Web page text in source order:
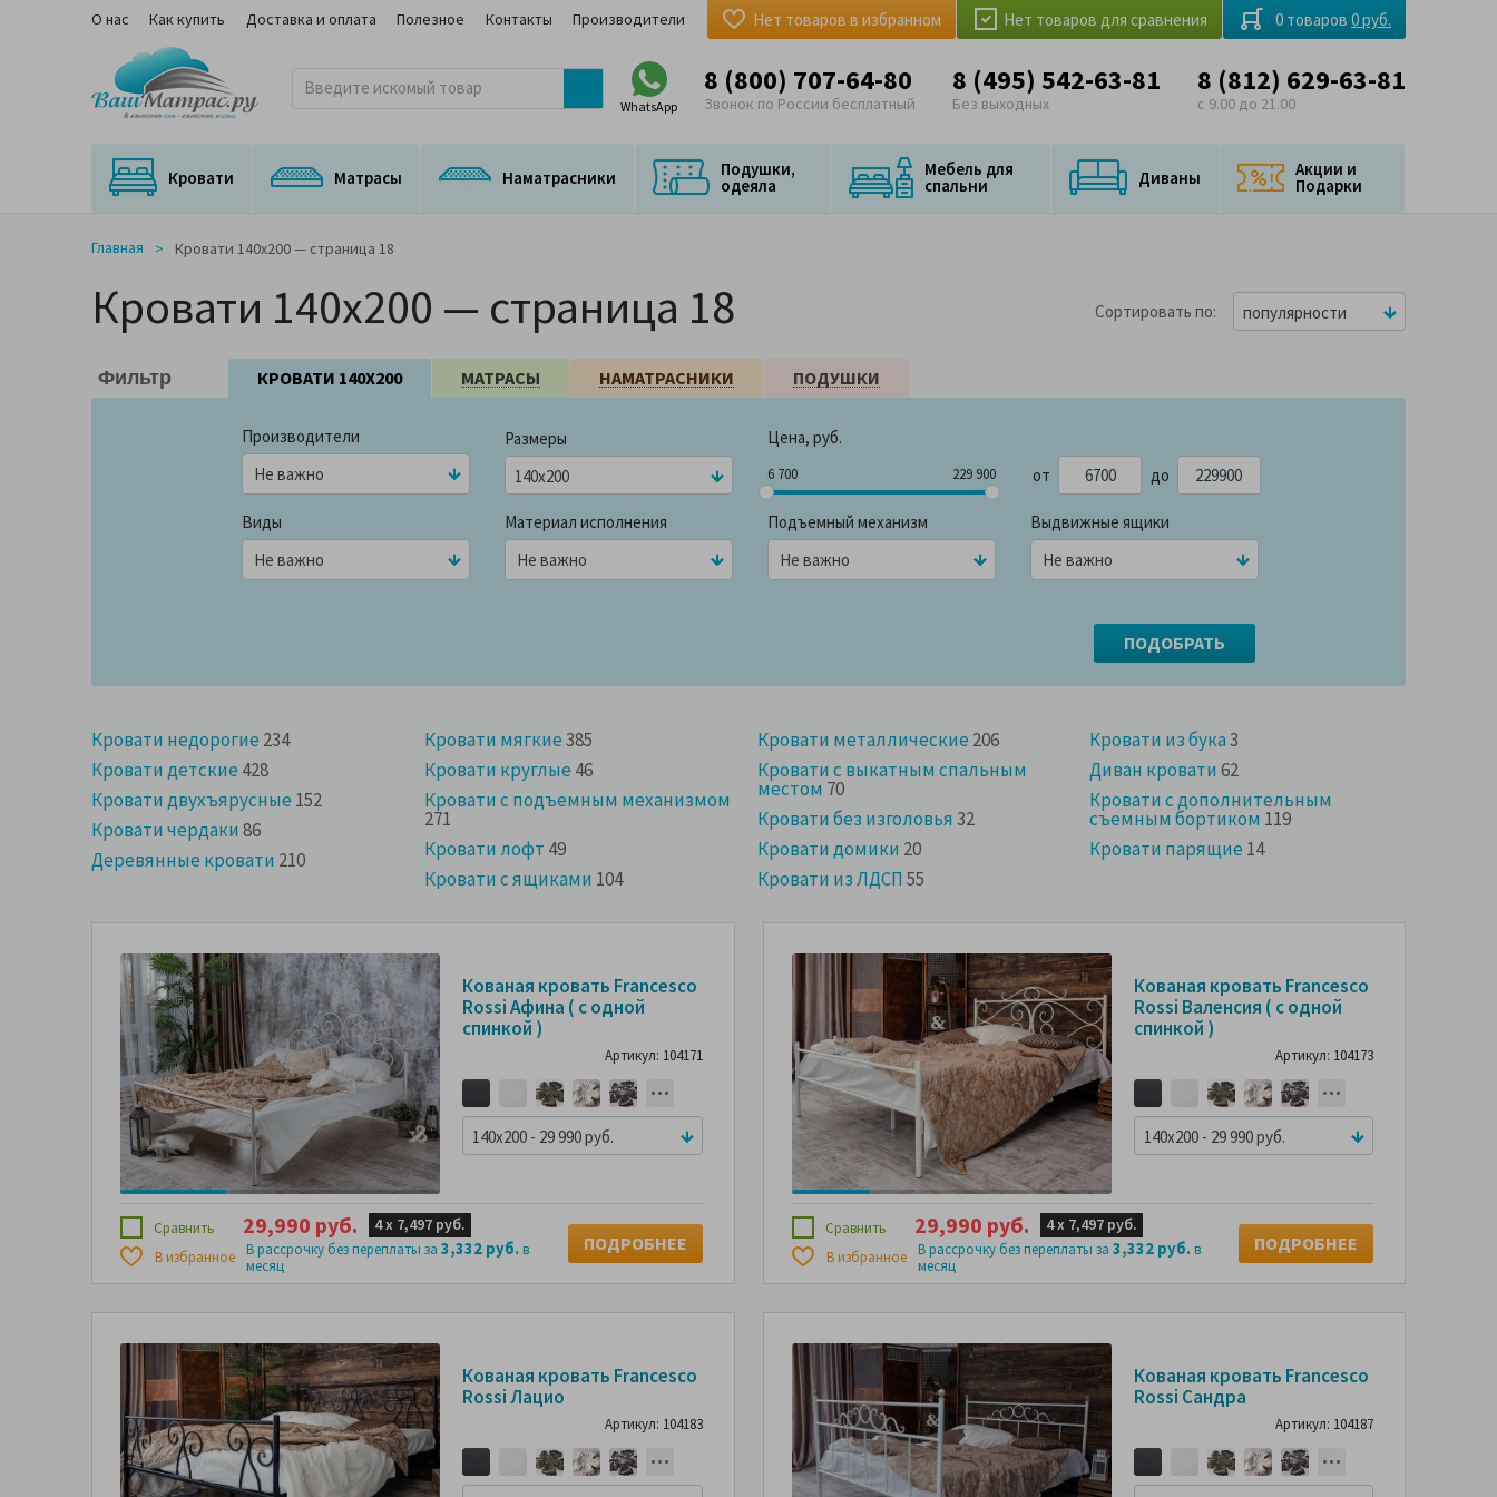
О нас Как купить Доставка и оплата Полезное Контакты Производители Нет товаров для сравнения
Нет товаров в избранном 0 товаров 0 руб.
WhatsApp
8 (800) 707-64-80
Звонок по России бесплатный
8 (495) 542-63-81
Без выходных
8 (812) 629-63-81
с 9.00 до 21.00
Кровати Матрасы Наматрасники Подушки,
одеяла
Мебель для
спальни Диваны Акции и
Подарки
Главная Кровати 140x200 — страница 18
Кровати 140x200 — страница 18 Сортировать по популярности
Фильтр КРОВАТИ 140X200 МАТРАСЫ НАМАТРАСНИКИ ПОДУШКИ
Производители
Размеры
140x200
Цена, руб.
6 700 229 900
6 700 229 900 от до
Виды Материал исполнения Подъемный механизм Выдвижные ящики
Кровати недорогие 234
Кровати детские 428
Кровати двухъярусные 152
Кровати чердаки 86
Деревянные кровати 210
Кровати мягкие385
Кровати круглые 46
Кровати с подъемным механизмом
271
Кровати лофт 49
Кровати с ящиками 104
Кровати металлические 206
Кровати с выкатным спальным
местом 70
Кровати без изголовья 32
Кровати домики 20
Кровати из ЛДСП 55
Кровати из бука3
Диван кровати 62
Кровати с дополнительным
съемным бортиком 119
Кровати парящие 14
Кованая кровать Francesco
Rossi Афина ( с одной
спинкой )
Артикул: 104171
140x200 - 29 990 руб.
Сравнить
В избранное
29,990 руб. 4 х 7,497 руб.
В рассрочку без переплаты за 3,332 руб.в
месяц
ПОДРОБНЕЕ
Кованая кровать Francesco
Rossi Валенсия ( с одной
спинкой )
Артикул: 104173
140x200 - 29 990 руб.
Сравнить
В избранное
29,990 руб. 4 х 7,497 руб.
В рассрочку без переплаты за 3,332 руб.в
месяц
ПОДРОБНЕЕ
Кованая кровать Francesco
Rossi Лацио
Артикул: 104183
Кованая кровать Francesco
Rossi Сандра
Артикул: 104187